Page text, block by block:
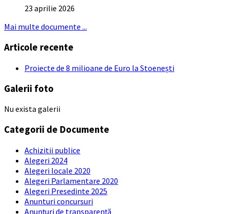
23 aprilie 2026
Mai multe documente ...
Articole recente
Proiecte de 8 milioane de Euro la Stoenești
Galerii foto
Nu exista galerii
Categorii de Documente
Achizitii publice
Alegeri 2024
Alegeri locale 2020
Alegeri Parlamentare 2020
Alegeri Presedinte 2025
Anunturi concursuri
Anunțuri de transparență